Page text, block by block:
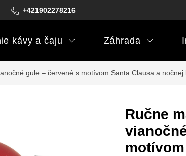
+421902278216
Podmienky darčekových poukazov
kávy a čaju Záhrada
gule – červené s motívom Santa Clausa a
Ručne